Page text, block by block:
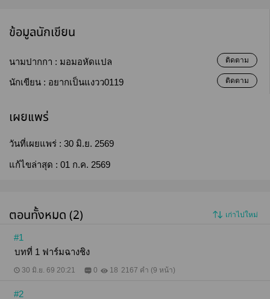
ข้อมูลนักเขียน
นามปากกา : มอมอหัดแปล ติดตาม
นักเขียน : อยากเป็นแงวว0119 ติดตาม
เผยแพร่
วันที่เผยแพร่ : 30 มิ.ย. 2569
แก้ไขล่าสุด : 01 ก.ค. 2569
ตอนทั้งหมด (2) เก่าไปใหม่
#1
บทที่ 1 ฟาร์มฉางชิง
30 มิ.ย. 69 20:21 0 18 2167 คำ (9 หน้า)
#2